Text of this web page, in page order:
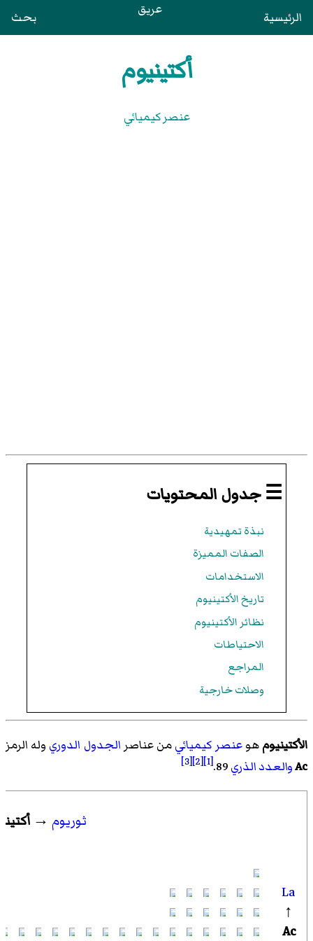
الرئيسية عريق بحث
أكتينيوم
عنصر كيميائي
☰ جدول المحتويات
نبذة تمهيدية
الصفات المميزة
الاستخدامات
تاريخ الأكتينيوم
نظائر الأكتينيوم
الاحتياطات
المراجع
وصلات خارجية
الأكتينيومهوعنصر كيميائيمن عناصر الجدول الدوري وله الرمز
Acوالعدد الذري [1]
[2]
[3]
ثوريوم →
La
↑
Ac